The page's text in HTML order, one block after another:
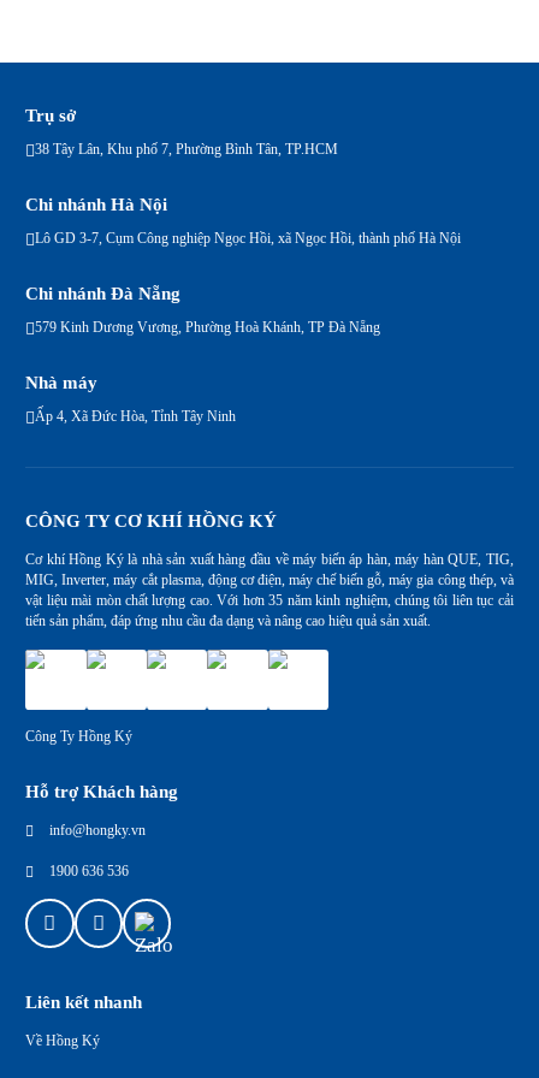
Trụ sở
38 Tây Lân, Khu phố 7, Phường Bình Tân, TP.HCM
Chi nhánh Hà Nội
Lô GD 3-7, Cụm Công nghiệp Ngọc Hồi, xã Ngọc Hồi, thành phố Hà Nội
Chi nhánh Đà Nẵng
579 Kinh Dương Vương, Phường Hoà Khánh, TP Đà Nẵng
Nhà máy
Ấp 4, Xã Đức Hòa, Tỉnh Tây Ninh
CÔNG TY CƠ KHÍ HỒNG KÝ
Cơ khí Hồng Ký là nhà sản xuất hàng đầu về máy biến áp hàn, máy hàn QUE, TIG,
MIG, Inverter, máy cắt plasma, động cơ điện, máy chế biến gỗ, máy gia công thép, và
vật liệu mài mòn chất lượng cao. Với hơn 35 năm kinh nghiệm, chúng tôi liên tục cải
tiến sản phẩm, đáp ứng nhu cầu đa dạng và nâng cao hiệu quả sản xuất.
Công Ty Hồng Ký
Hỗ trợ Khách hàng
info@hongky.vn
1900 636 536
Liên kết nhanh
Về Hồng Ký